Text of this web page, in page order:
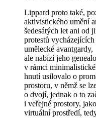
Lippard proto také,
aktivistického umění
šedesátých let ani od
protestů
umělecké avantgardy,
ale nabízí jeho
v rámci
hnutí usilovalo o
prostoru, v němž se
o dvojí, jednak o to
i veřejné prostory,
virtuální prostředí,